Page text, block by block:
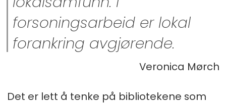
forsoningsarbeid er lokal
forankring avgjørende.
Veronica Mørch
Det er lett å tenke på bibliotekene som